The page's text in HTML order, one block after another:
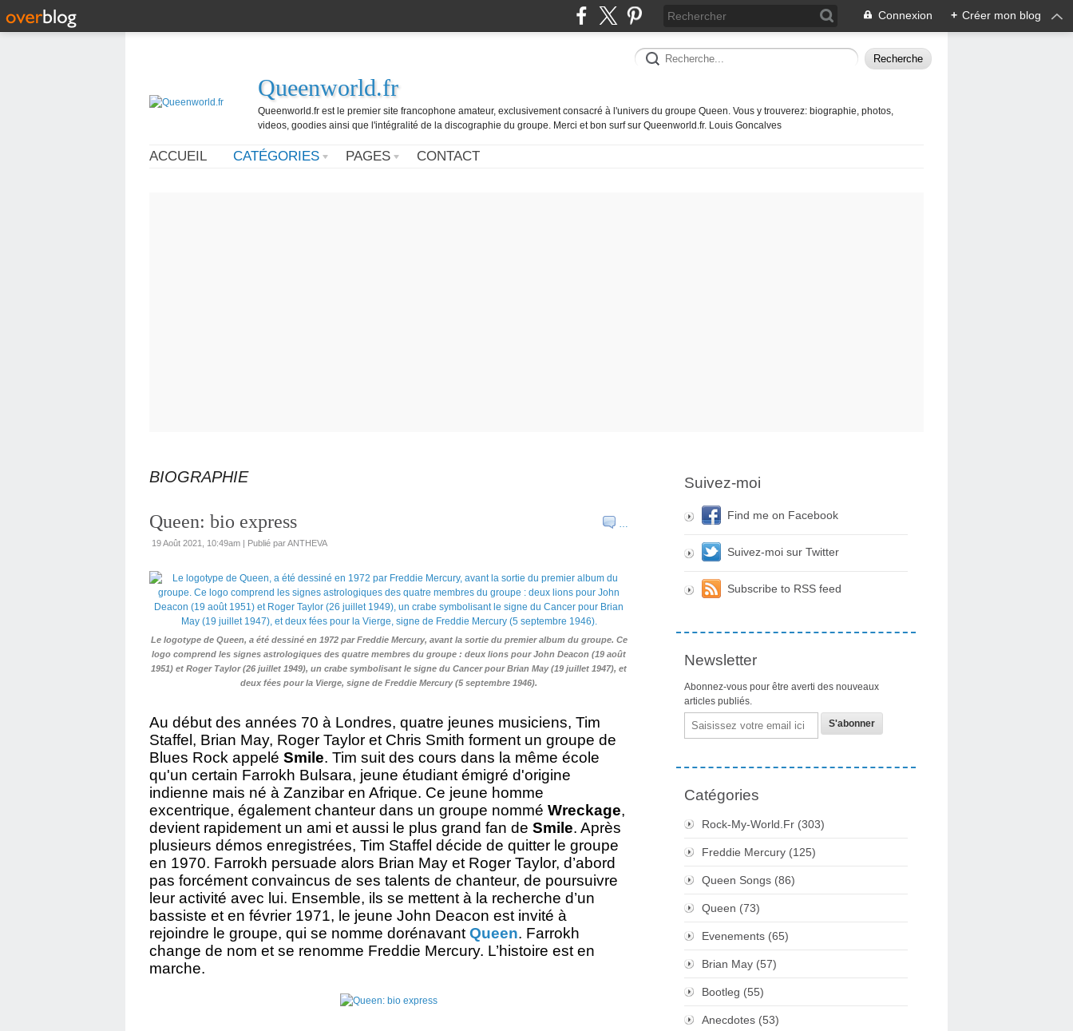
Connexion + Créer mon blog
Queenworld.fr
Queenworld.fr est le premier site francophone amateur, exclusivement consacré à l'univers du groupe Queen. Vous y trouverez: biographie, photos,
videos, goodies ainsi que l'intégralité de la discographie du groupe. Merci et bon surf sur Queenworld.fr. Louis Goncalves
ACCUEIL CATÉGORIES PAGES CONTACT
BIOGRAPHIE
…
Queen: bio express
19 Août 2021, 10:49am | Publié par ANTHEVA
Le logotype de Queen, a été dessiné en 1972 par Freddie Mercury, avant la sortie du premier album du groupe. Ce
logo comprend les signes astrologiques des quatre membres du groupe : deux lions pour John Deacon (19 août
1951) et Roger Taylor (26 juillet 1949), un crabe symbolisant le signe du Cancer pour Brian May (19 juillet 1947), et
deux fées pour la Vierge, signe de Freddie Mercury (5 septembre 1946).
Au début des années 70 à Londres, quatre jeunes musiciens, Tim
Staffel, Brian May, Roger Taylor et Chris Smith forment un groupe de
Blues Rock appelé Smile. Tim suit des cours dans la même école
qu'un certain Farrokh Bulsara, jeune étudiant émigré d'origine
indienne mais né à Zanzibar en Afrique. Ce jeune homme
excentrique, également chanteur dans un groupe nommé Wreckage,
devient rapidement un ami et aussi le plus grand fan de Smile. Après
plusieurs démos enregistrées, Tim Staffel décide de quitter le groupe
en 1970. Farrokh persuade alors Brian May et Roger Taylor, d’abord
pas forcément convaincus de ses talents de chanteur, de poursuivre
leur activité avec lui. Ensemble, ils se mettent à la recherche d’un
bassiste et en février 1971, le jeune John Deacon est invité à
rejoindre le groupe, qui se nomme dorénavant Queen. Farrokh
change de nom et se renomme Freddie Mercury. L’histoire est en
marche.
Suivez-moi
Find me on Facebook
Suivez-moi sur Twitter
Subscribe to RSS feed
Newsletter
Abonnez-vous pour être averti des nouveaux
articles publiés.
Email
Catégories
Rock-My-World.fr (303)
Freddie Mercury (125)
Queen Songs (86)
Queen (73)
Evenements (65)
Brian May (57)
Bootleg (55)
Anecdotes (53)